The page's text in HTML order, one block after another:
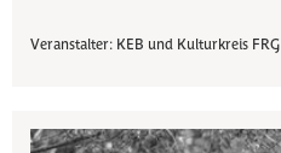
Veranstalter: KEB und Kulturkreis FRG